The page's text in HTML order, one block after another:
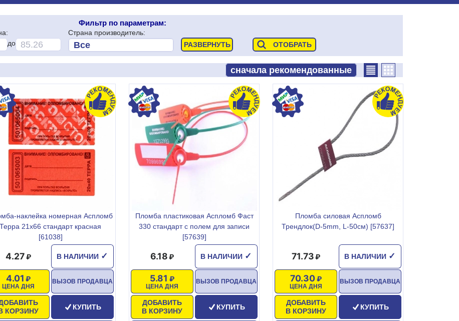
Фильтр по параметрам:
до
Страна производитель:
наклейка номерная Аспломб
Терра 21х66 стандарт красная
[61038]
В НАЛИЧИИ ✓
4.27
ЦЕНА ДНЯ
4.01
КОРЗИНУ
ВЫЗОВ ПРОДАВЦА
КУПИТЬ
Пломба пластиковая Аспломб Фаст
330 стандарт с полем для записи
[57639]
В НАЛИЧИИ ✓
6.18
ЦЕНА ДНЯ
5.81
ДОБАВИТЬ
В КОРЗИНУ
ВЫЗОВ ПРОДАВЦА
КУПИТЬ
Пломба силовая Аспломб
Трендлок(D-5mm, L-50см) [57637]
В НАЛИЧИИ ✓
71.73
ЦЕНА ДНЯ
70.30
ДОБАВИТЬ
В КОРЗИНУ
ВЫЗОВ ПРОДАВЦА
КУПИТЬ